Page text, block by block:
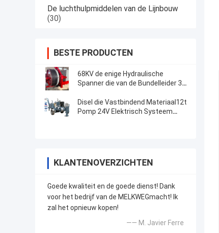
De luchthulpmiddelen van de Lijnbouw
(30)
BESTE PRODUCTEN
68KV de enige Hydraulische
Spanner die van de Bundelleider 3T
Disel die Vastbindend Materiaal12t
Pomp 24V Elektrisch Systeem
KLANTENOVERZICHTEN
Goede kwaliteit en de goede dienst! Dank
voor het bedrijf van de MELKWEGmacht! Ik
zal het opnieuw kopen!
—— M. Javier Ferre